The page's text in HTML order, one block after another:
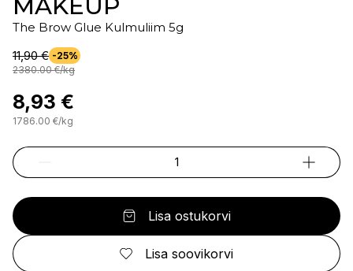
MAKEUP
The Brow Glue Kulmuliim 5g
11,90 € -25%
2380.00 €/kg
8,93 €
1786.00 €/kg
Lisa ostukorvi
Lisa soovikorvi